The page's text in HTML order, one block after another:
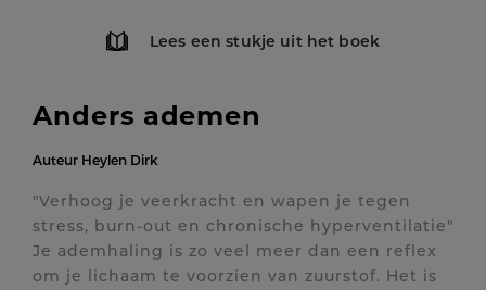
Lees een stukje uit het boek
Anders ademen
Auteur Heylen Dirk
"Verhoog je veerkracht en wapen je tegen
stress, burn-out en chronische hyperventilatie"
Je ademhaling is zo veel meer dan een reflex
om je lichaam te voorzien van zuurstof. Het is